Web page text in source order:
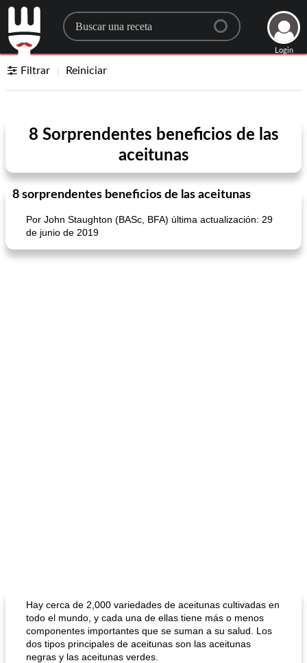
Search for a recipe
Login
Filtrar Reiniciar
8 Sorprendentes beneficios de las
aceitunas
8 sorprendentes beneficios de las aceitunas
Por John Staughton (BASc, BFA) última actualización: 29
de junio de 2019
Hay cerca de 2,000 variedades de aceitunas cultivadas en
todo el mundo, y cada una de ellas tiene más o menos
componentes importantes que se suman a su salud. Los
dos tipos principales de aceitunas son las aceitunas
negras y las aceitunas verdes.